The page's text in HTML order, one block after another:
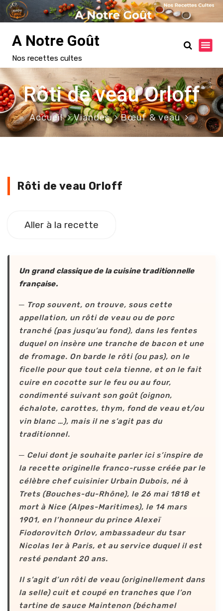
a
u
c
o
n
A Notre Goût
Nos recettes cultes
Rôti de veau Orloff
Accueil Viandes Bœuf & veau
Rôti de veau Orloff
Rôti de veau Orloff
Aller à la recette
Un grand classique de la cuisine traditionnelle
française.
─ Trop souvent, on trouve, sous cette
appellation, un rôti de veau ou de porc
tranché (pas jusqu’au fond), dans les fentes
duquel on insère une tranche de bacon et une
de fromage. On barde le rôti (ou pas), on le
ficelle pour que tout cela tienne, et on le fait
cuire en cocotte sur le feu ou au four,
condimenté suivant son goût (oignon,
échalote, carottes, thym, fond de veau et/ou
vin blanc …), mais il ne s’agit pas du
traditionnel.
─ Celui dont je souhaite parler ici s’inspire de
la recette originelle franco-russe créée par le
célèbre chef cuisinier Urbain Dubois, né à
Trets (Bouches-du-Rhône), le 26 mai 1818 et
mort à Nice (Alpes-Maritimes), le 14 mars
1901, en l’honneur du prince Alexeï
Fiodorovitch Orlov, ambassadeur du tsar
Nicolas Ier à Paris, et au service duquel il est
resté pendant 20 ans.
Il s’agit d’un rôti de veau (originellement dans
la selle) cuit et coupé en tranches que l’on
tartine de sauce Maintenon (béchamel